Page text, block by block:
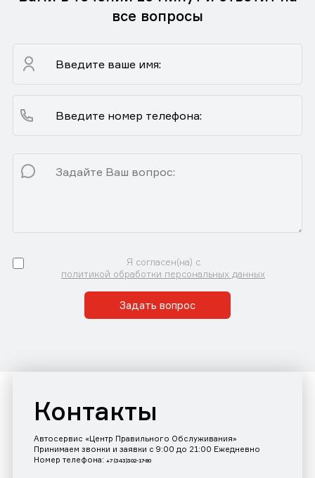
все вопросы
Я согласен(на) с
политикой обработки персональных данных
Задать вопрос
Контакты
Автосервис «Центр Правильного Обслуживания»
Принимаем звонки и заявки с 9:00 до 21:00 Ежедневно
Номер телефона: +7 (343)302-17-80